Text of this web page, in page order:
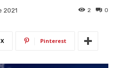
2021 0
2
X Pinterest